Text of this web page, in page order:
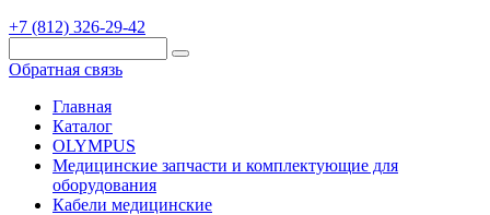
+7 (812) 326-29-42
Обратная связь
Главная
Каталог
OLYMPUS
Медицинские запчасти и комплектующие для
оборудования
Кабели медицинские